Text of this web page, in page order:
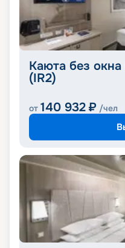
Каюта без
(IR2)
от 140 932 ₽ /чел